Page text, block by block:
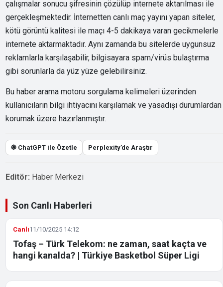
çalışmalar sonucu şifresinin çözülüp internete aktarılması ile
gerçekleşmektedir. İnternetten canlı maç yayını yapan siteler,
kötü görüntü kalitesi ile maçı 4-5 dakikaya varan gecikmelerle
internete aktarmaktadır. Aynı zamanda bu sitelerde uygunsuz
reklamlarla karşılaşabilir, bilgisayara spam/virüs bulaştırma
gibi sorunlarla da yüz yüze gelebilirsiniz.
Bu haber arama motoru sorgulama kelimeleri üzerinden
kullanıcıların bilgi ihtiyacını karşılamak ve yasadışı durumlardan
korumak üzere hazırlanmıştır.
֎ ChatGPT ile Özetle Perplexity’de Araştır
Editör: Haber Merkezi
Son Canlı Haberleri
Canlı11/10/2025 14:12
Tofaş – Türk Telekom: ne zaman, saat kaçta ve
hangi kanalda? | Türkiye Basketbol Süper Ligi